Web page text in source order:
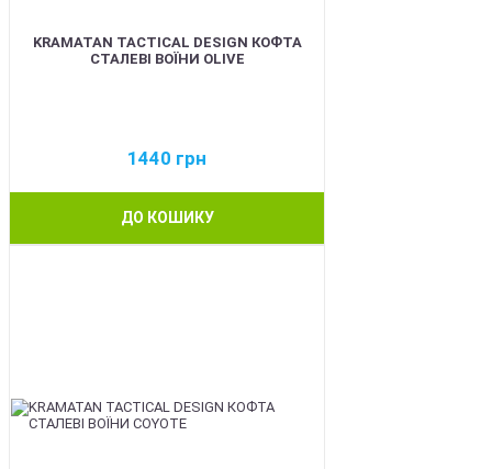
KRAMATAN TACTICAL DESIGN КОФТА
СТАЛЕВІ ВОЇНИ OLIVE
1440 грн
ДО КОШИКУ